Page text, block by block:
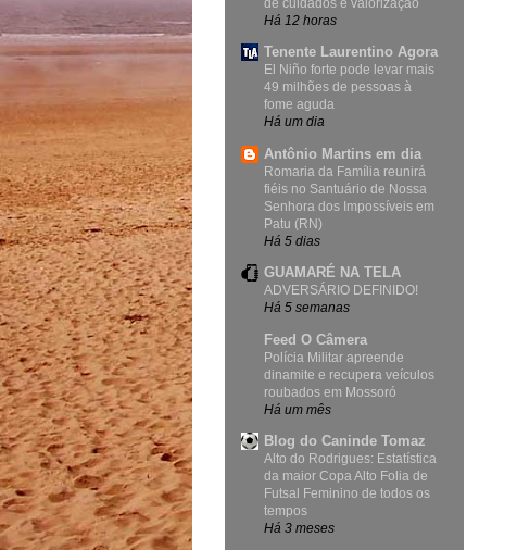
Há 12 horas
Tenente Laurentino Agora
El Niño forte pode levar mais
49 milhões de pessoas à
fome aguda
Há um dia
Antônio Martins em dia
Romaria da Família reunirá
fiéis no Santuário de Nossa
Senhora dos Impossíveis em
Patu (RN)
Há 5 dias
GUAMARÉ NA TELA
ADVERSÁRIO DEFINIDO!
Há 5 semanas
Feed O Câmera
Polícia Militar apreende
dinamite e recupera veículos
roubados em Mossoró
Há um mês
Blog do Caninde Tomaz
Alto do Rodrigues: Estatística
da maior Copa Alto Folia de
Futsal Feminino de todos os
tempos
Há 3 meses